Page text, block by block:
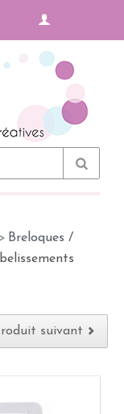
> Breloques /
suivant